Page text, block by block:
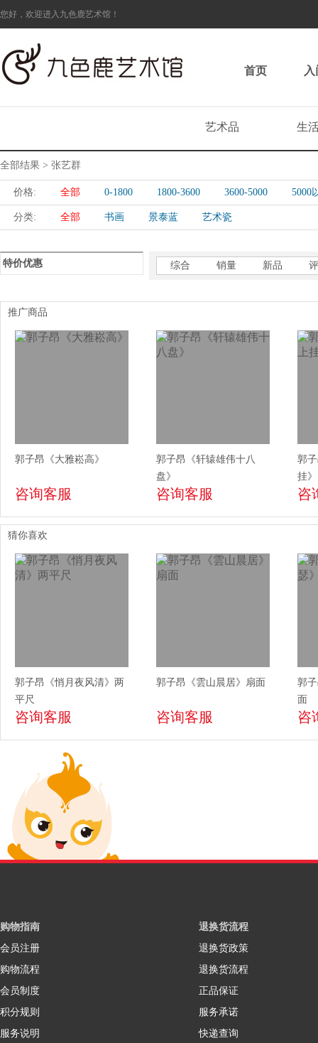
您好，欢迎进入九色鹿艺术馆！
首页
艺术品 生
全部结果 > 张艺群
价格: 全部 0-1800 1800-3600 3600-5000 5000
分类: 全部 书画 景泰蓝 艺术瓷
特价优惠 综合 销量 新品
推广商品
郭子昂《大雅崧高》
咨询客服
郭子昂《轩辕雄伟十八
盘》
咨询客服
郭
挂》
咨
猜你喜欢
郭子昂《悄月夜风清》两
平尺
咨询客服
郭子昂《雲山晨居》扇面
咨询客服
郭
面
咨
购物指南
会员注册
购物流程
会员制度
积分规则
服务说明
退换货流程
退换货政策
退换货流程
正品保证
服务承诺
快递查询